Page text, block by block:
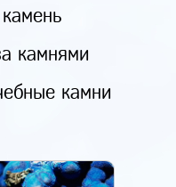
камнями
камни